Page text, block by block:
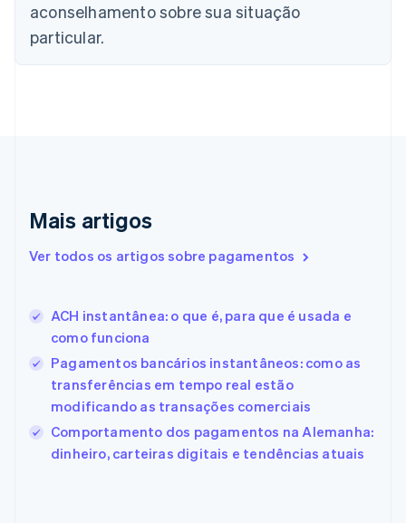
aconselhamento sobre sua situação
particular.
Mais artigos
Ver todos os artigos sobre pagamentos
ACH instantânea: o que é, para que é usada e
como funciona
Pagamentos bancários instantâneos: como as
transferências em tempo real estão
modificando as transações comerciais
Comportamento dos pagamentos na Alemanha:
dinheiro, carteiras digitais e tendências atuais
China continental
简体中文English
Eslováquia
English
EnglishItaliano
Estados Unidos
EnglishEspañol简体中文
Estônia
English
Finlândia
EnglishSvenska
França
Français
Gibraltar